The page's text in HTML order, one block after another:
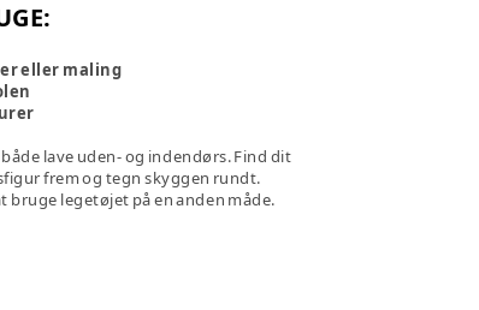
eller maling
lave uden- og indendørs. Find dit
frem og tegn skyggen rundt.
bruge legetøjet på en anden måde.